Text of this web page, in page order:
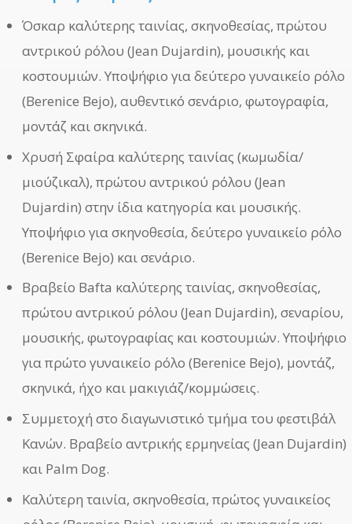
Όσκαρ καλύτερης ταινίας, σκηνοθεσίας, πρώτου
αντρικού ρόλου (Jean Dujardin), μουσικής και
κοστουμιών. Υποψήφιο για δεύτερο γυναικείο ρόλο
(Berenice Bejo), αυθεντικό σενάριο, φωτογραφία,
μοντάζ και σκηνικά.
Χρυσή Σφαίρα καλύτερης ταινίας (κωμωδία/
μιούζικαλ), πρώτου αντρικού ρόλου (Jean
Dujardin) στην ίδια κατηγορία και μουσικής.
Υποψήφιο για σκηνοθεσία, δεύτερο γυναικείο ρόλο
(Berenice Bejo) και σενάριο.
Βραβείο Bafta καλύτερης ταινίας, σκηνοθεσίας,
πρώτου αντρικού ρόλου (Jean Dujardin), σεναρίου,
μουσικής, φωτογραφίας και κοστουμιών. Υποψήφιο
για πρώτο γυναικείο ρόλο (Berenice Bejo), μοντάζ,
σκηνικά, ήχο και μακιγιάζ/κομμώσεις.
Συμμετοχή στο διαγωνιστικό τμήμα του φεστιβάλ
Κανών. Βραβείο αντρικής ερμηνείας (Jean Dujardin)
και Palm Dog.
Καλύτερη ταινία, σκηνοθεσία, πρώτος γυναικείος